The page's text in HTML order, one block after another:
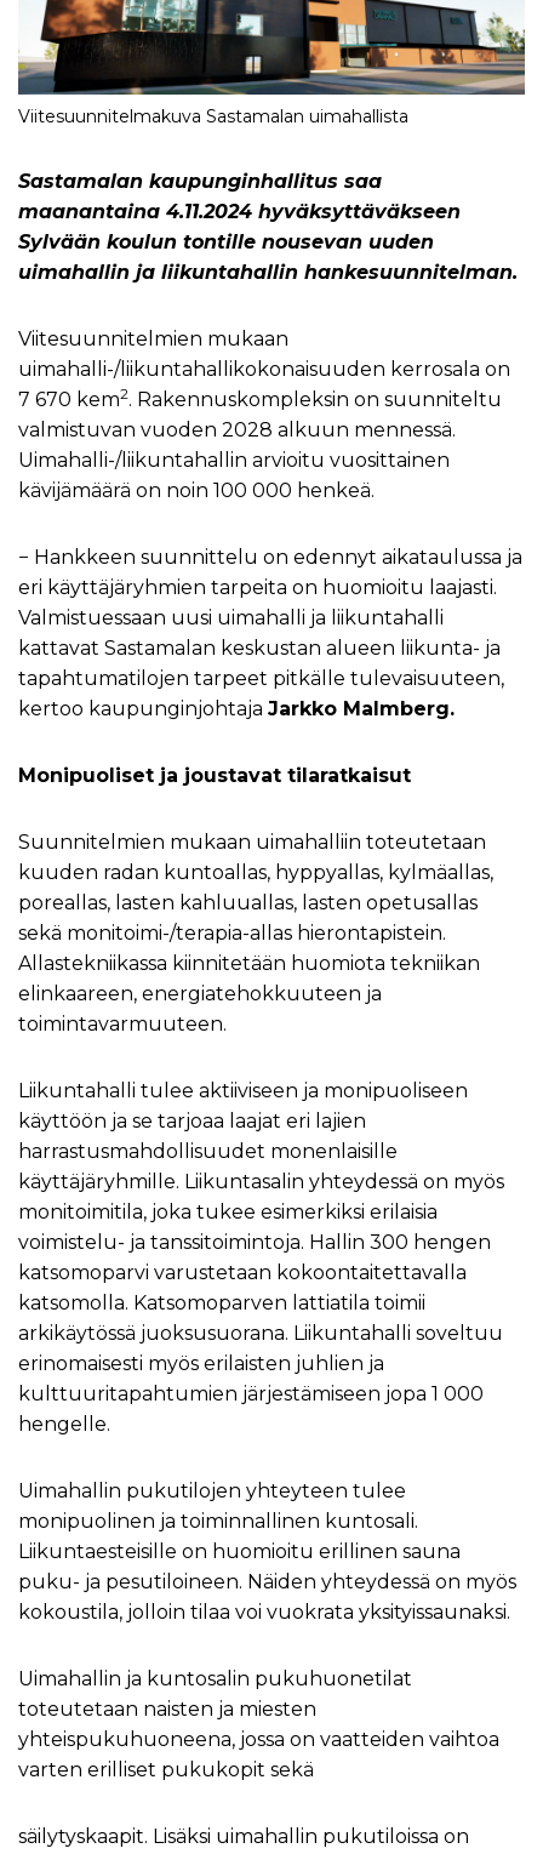
Viitesuunnitelmakuva Sastamalan uimahallista
Sastamalan kaupunginhallitus saa
maanantaina 4.11.2024 hyväksyttäväkseen
Sylvään koulun tontille nousevan uuden
uimahallin ja liikuntahallin hankesuunnitelman.
Viitesuunnitelmien mukaan
uimahalli-/liikuntahallikokonaisuuden kerrosala on
7 670 kem2. Rakennuskompleksin on suunniteltu
valmistuvan vuoden 2028 alkuun mennessä.
Uimahalli-/liikuntahallin arvioitu vuosittainen
kävijämäärä on noin 100 000 henkeä.
− Hankkeen suunnittelu on edennyt aikataulussa ja
eri käyttäjäryhmien tarpeita on huomioitu laajasti.
Valmistuessaan uusi uimahalli ja liikuntahalli
kattavat Sastamalan keskustan alueen liikunta- ja
tapahtumatilojen tarpeet pitkälle tulevaisuuteen,
kertoo kaupunginjohtaja Jarkko Malmberg.
Monipuoliset ja joustavat tilaratkaisut
Suunnitelmien mukaan uimahalliin toteutetaan
kuuden radan kuntoallas, hyppyallas, kylmäallas,
poreallas, lasten kahluuallas, lasten opetusallas
sekä monitoimi-/terapia-allas hierontapistein.
Allastekniikassa kiinnitetään huomiota tekniikan
elinkaareen, energiatehokkuuteen ja
toimintavarmuuteen.
Liikuntahalli tulee aktiiviseen ja monipuoliseen
käyttöön ja se tarjoaa laajat eri lajien
harrastusmahdollisuudet monenlaisille
käyttäjäryhmille. Liikuntasalin yhteydessä on myös
monitoimitila, joka tukee esimerkiksi erilaisia
voimistelu- ja tanssitoimintoja. Hallin 300 hengen
katsomoparvi varustetaan kokoontaitettavalla
katsomolla. Katsomoparven lattiatila toimii
arkikäytössä juoksusuorana. Liikuntahalli soveltuu
erinomaisesti myös erilaisten juhlien ja
kulttuuritapahtumien järjestämiseen jopa 1 000
hengelle.
Uimahallin pukutilojen yhteyteen tulee
monipuolinen ja toiminnallinen kuntosali.
Liikuntaesteisille on huomioitu erillinen sauna
puku- ja pesutiloineen. Näiden yhteydessä on myös
kokoustila, jolloin tilaa voi vuokrata yksityissaunaksi.
Uimahallin ja kuntosalin pukuhuonetilat
toteutetaan naisten ja miesten
yhteispukuhuoneena, jossa on vaatteiden vaihtoa
varten erilliset pukukopit sekä
säilytyskaapit. Lisäksi uimahallin pukutiloissa on